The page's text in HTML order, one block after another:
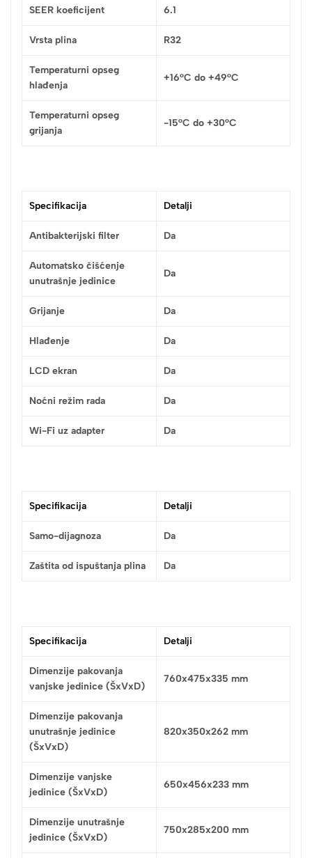
SEER koeficijent 6.1
Vrsta plina R32
Temperaturni opseg
hlađenja
+16°C do +49°C
Temperaturni opseg
grijanja
-15°C do +30°C
Specifikacija Detalji
Antibakterijski filter Da
Automatsko čišćenje
unutrašnje jedinice
Da
Grijanje Da
Hlađenje Da
LCD ekran Da
Noćni režim rada Da
Wi-Fi uz adapter Da
Specifikacija Detalji
Samo-dijagnoza Da
Zaštita od ispuštanja plina Da
Specifikacija Detalji
Dimenzije pakovanja
vanjske jedinice (ŠxVxD)
760x475x335 mm
Dimenzije pakovanja
unutrašnje jedinice
(ŠxVxD)
820x350x262 mm
Dimenzije vanjske
jedinice (ŠxVxD)
650x456x233 mm
Dimenzije unutrašnje
jedinice (ŠxVxD)
750x285x200 mm